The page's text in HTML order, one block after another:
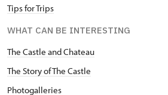
Tips for Trips
WHAT CAN BE INTERESTING
The Castle and Chateau
The Story of The Castle
Photogalleries